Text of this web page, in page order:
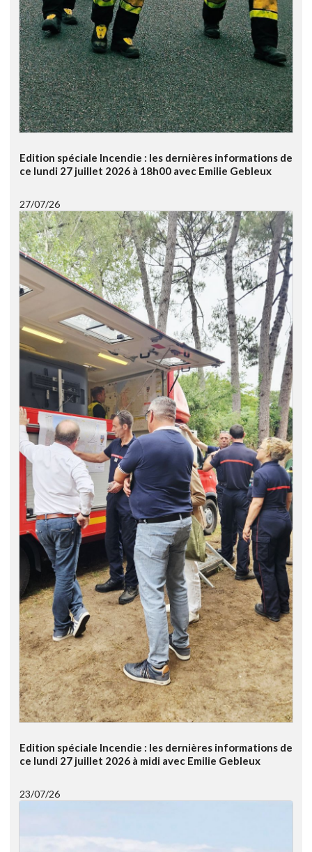
Edition spéciale Incendie : les dernières informations de
ce lundi 27 juillet 2026 à 18h00 avec Emilie Gebleux
27/07/26
Edition spéciale Incendie : les dernières informations de
ce lundi 27 juillet 2026 à midi avec Emilie Gebleux
23/07/26